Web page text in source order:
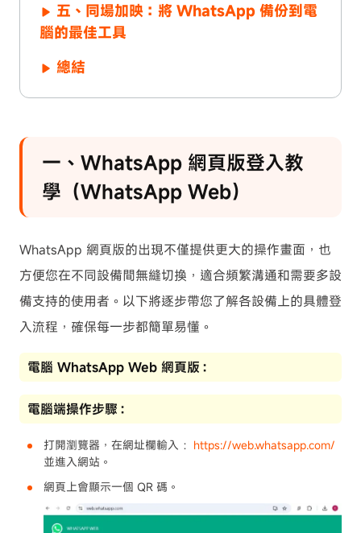
五、同場加映：將 WhatsApp 備份到電
腦的最佳工具
總結
一、WhatsApp 網頁版登入教
學（WhatsApp Web）
WhatsApp 網頁版的出現不僅提供更大的操作畫面，也
方便您在不同設備間無縫切換，適合頻繁溝通和需要多設
備支持的使用者。以下將逐步帶您了解各設備上的具體登
入流程，確保每一步都簡單易懂。
電腦 WhatsApp Web 網頁版：
電腦端操作步驟：
打開瀏覽器，在網址欄輸入 ： https://web.whatsapp.com/
並進入網站。
網頁上會顯示一個 QR 碼。